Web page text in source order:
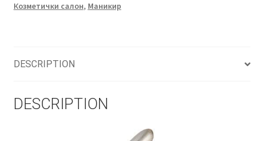
quantity
Козметички салон, Маникир
DESCRIPTION
DESCRIPTION